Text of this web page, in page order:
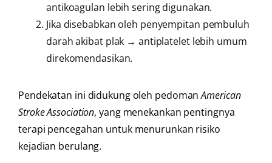
antikoagulan lebih sering digunakan.
Jika disebabkan oleh penyempitan pembuluh
darah akibat plak → antiplatelet lebih umum
direkomendasikan.
Pendekatan ini didukung oleh pedomanAmerican
Stroke Association, yang menekankan pentingnya
terapi pencegahan untuk menurunkan risiko
kejadian berulang.